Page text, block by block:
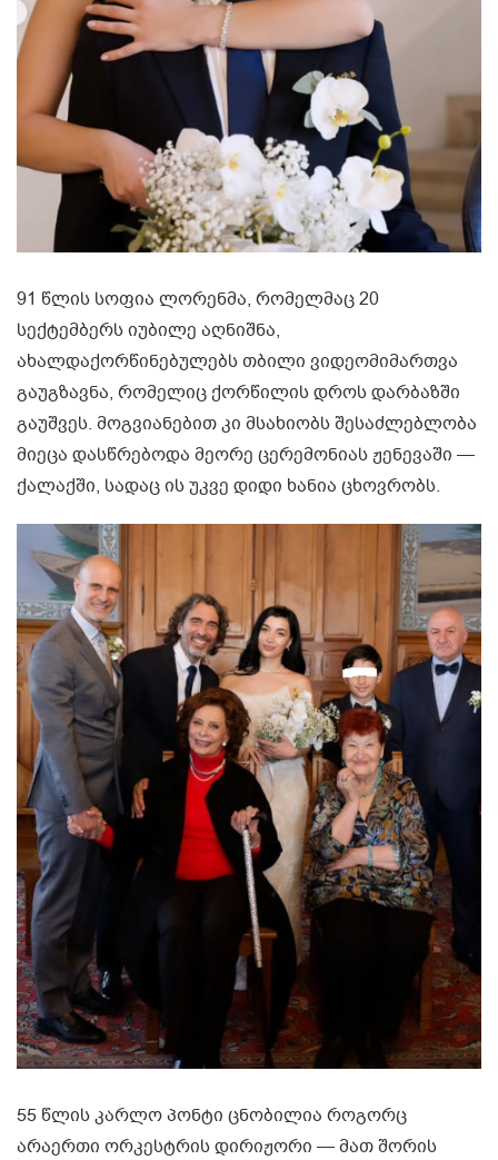
91 წლის სოფია ლორენმა, რომელმაც 20
სექტემბერს იუბილე აღნიშნა,
ახალდაქორწინებულებს თბილი ვიდეომიმართვა
გაუგზავნა, რომელიც ქორწილის დროს დარბაზში
გაუშვეს. მოგვიანებით კი მსახიობს შესაძლებლობა
მიეცა დასწრებოდა მეორე ცერემონიას ჟენევაში —
ქალაქში, სადაც ის უკვე დიდი ხანია ცხოვრობს.
55 წლის კარლო პონტი ცნობილია როგორც
არაერთი ორკესტრის დირიჟორი — მათ შორის